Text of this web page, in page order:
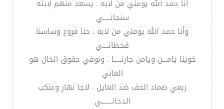
أنا حمد الله يومني من لابه . يسعد منهم لابته
سنحانـــــي
وأنا حمد الله يومني من لابه . حنا فروع وساسنا
قحطانــــي
خوينا يامـــن ويامن جارنـــــا . ونوفي حقوق الخال هو
العاني
ربعي صماد الحف ضد العايل . لاجا نهار وعنكب
الدخانـــــــي